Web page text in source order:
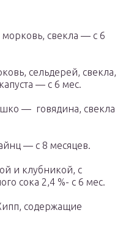
свекла — с 6
сельдерей, свекла,
— с 6 мес.
— говядина, свекла
— с 8 месяцев.
и клубникой, с
сока 2,4 %- с 6 мес.
содержащие